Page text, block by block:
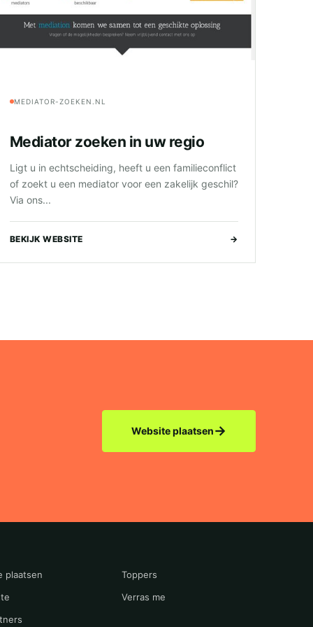
MEDIATOR-ZOEKEN.NL
Mediator zoeken in uw regio
Ligt u in echtscheiding, heeft u een familieconflict
of zoekt u een mediator voor een zakelijk geschil?
Via ons...
BEKIJK WEBSITE →
Website plaatsen→
plaatsen
Toppers
Verras me